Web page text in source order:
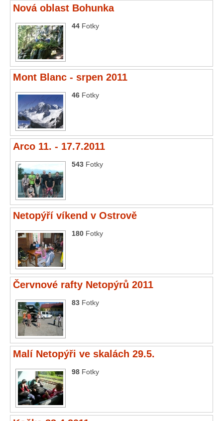
Nová oblast Bohunka
44 Fotky
Mont Blanc - srpen 2011
46 Fotky
Arco 11. - 17.7.2011
543 Fotky
Netopýří víkend v Ostrově
180 Fotky
Červnové rafty Netopýrů 2011
83 Fotky
Malí Netopýři ve skalách 29.5.
98 Fotky